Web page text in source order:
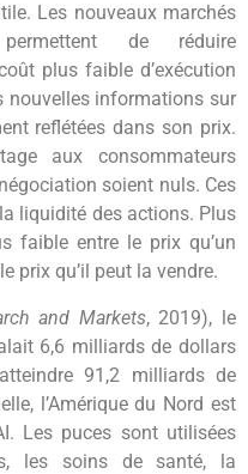
Les nouveaux marchés
de réduire
plus faible d’exécution
nouvelles informations sur
reflétées dans son prix.
aux consommateurs
soient nuls. Ces
liquidité des actions. Plus
faible entre le prix qu’un
prix qu’il peut la vendre.
and Markets, 2019), le
6,6 milliards de dollars
91,2 milliards de
l’Amérique du Nord est
Les puces sont utilisées
les soins de santé, la